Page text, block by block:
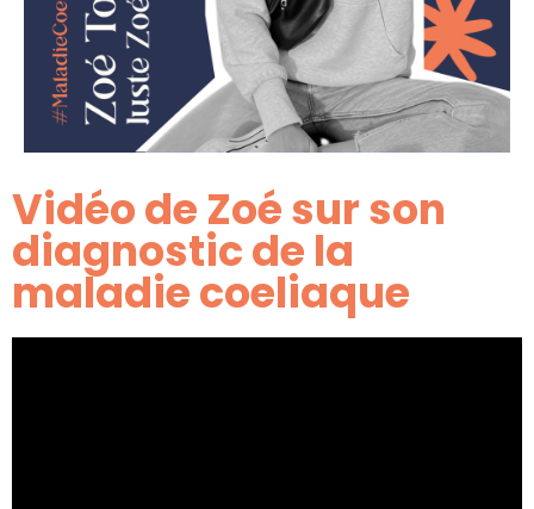
Vidéo de Zoé sur son
diagnostic de la
maladie coeliaque